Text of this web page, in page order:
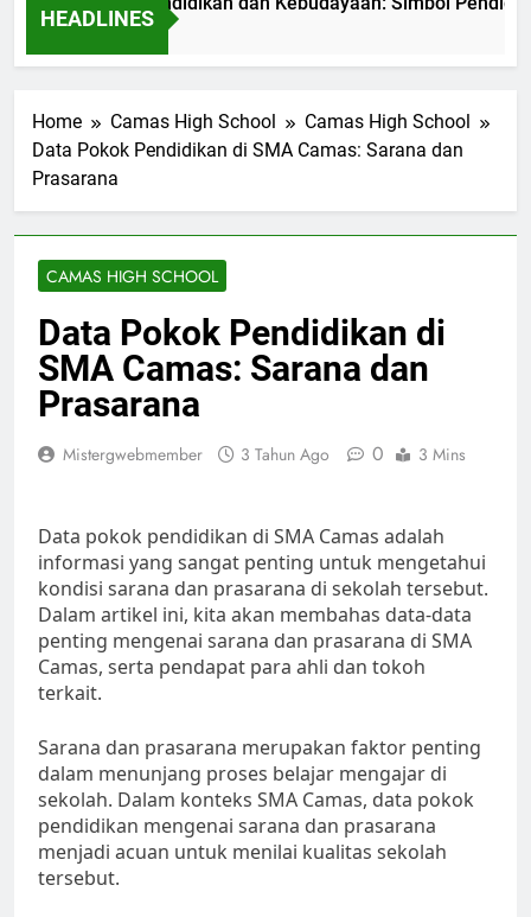
HEADLINES
Home Camas High School
Camas High School
Data Pokok Pendidikan di SMA Camas: Sarana dan
Prasarana
CAMAS HIGH SCHOOL
Data Pokok Pendidikan di
SMA Camas: Sarana dan
Prasarana
Mistergwebmember 3 Tahun Ago 0 3 Mins
Data pokok pendidikan di SMA Camas adalah
informasi yang sangat penting untuk mengetahui
kondisi sarana dan prasarana di sekolah tersebut.
Dalam artikel ini, kita akan membahas data-data
penting mengenai sarana dan prasarana di SMA
Camas, serta pendapat para ahli dan tokoh
terkait.
Sarana dan prasarana merupakan faktor penting
dalam menunjang proses belajar mengajar di
sekolah. Dalam konteks SMA Camas, data pokok
pendidikan mengenai sarana dan prasarana
menjadi acuan untuk menilai kualitas sekolah
tersebut.